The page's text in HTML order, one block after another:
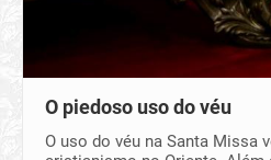
O piedoso uso do véu
O uso do véu na Santa Missa